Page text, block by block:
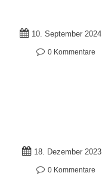
10. September 2024
0 Kommentare
18. Dezember 2023
0 Kommentare